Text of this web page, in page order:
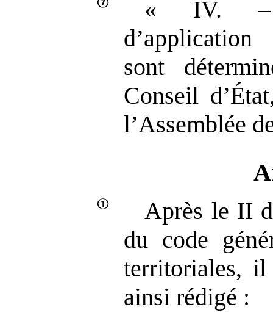
« IV. –
sont
Conseil
l’Assemblée
Après le II
du code
territoriales,
ainsi rédigé :